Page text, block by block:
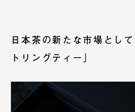
日本茶の新たな市場とし
トリングティー」